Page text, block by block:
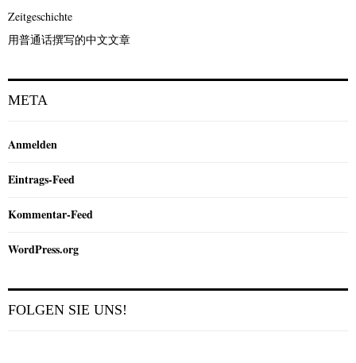
Zeitgeschichte
用普通话撰写的中文文章
META
Anmelden
Eintrags-Feed
Kommentar-Feed
WordPress.org
FOLGEN SIE UNS!